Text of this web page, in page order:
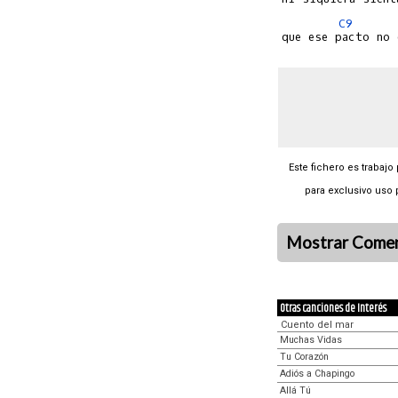
C9
Este fichero es
para exclusivo
Mostrar
Otras canciones de Interés
Cuento del mar
Muchas Vidas
Tu Corazón
Adiós a Chapingo
Allá Tú